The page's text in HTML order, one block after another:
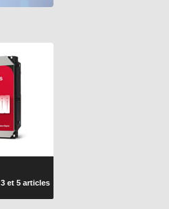
et 5 articles